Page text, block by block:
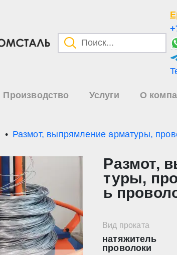
Производство Услуги О
Размот, выпрямление арматуры,
Размот,
туры,
ь
Вид проката
натяжитель
проволоки